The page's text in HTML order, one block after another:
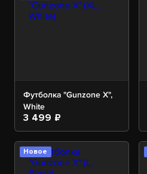
Футболка "Gunzone X",
White
3 499 ₽
Новое